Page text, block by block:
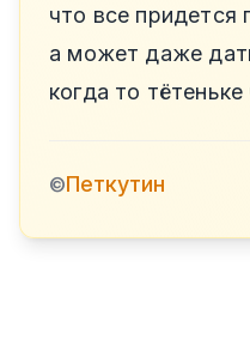
что все придется
а может даже
когда то
©Петкутин